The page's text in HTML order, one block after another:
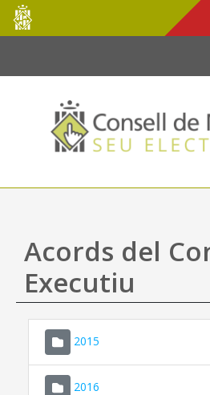
Salta al contingut principal
Consell
de
Mallorca
Acords del
Executiu
2015
2016